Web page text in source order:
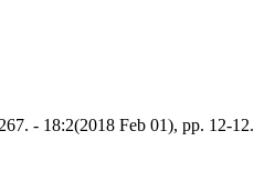
- 18:2(2018 Feb 01), pp. 12-12.